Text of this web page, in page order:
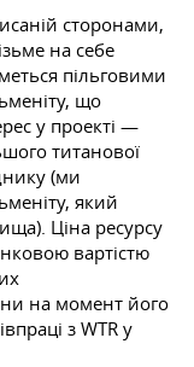
сторонами,
на себе
пільговими
що
у проекті —
титанової
(ми
який
Ціна ресурсу
вартістю
на момент його
з WTR у